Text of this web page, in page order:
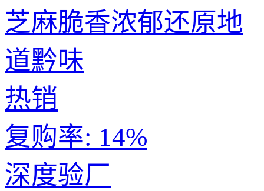
芝麻脆香浓郁还原地
道黔味
热销
复购率: 14%
深度验厂